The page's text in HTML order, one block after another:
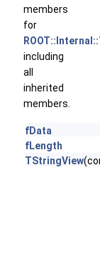
members
for
including
all
inherited
members.
fData
fLength
TStringView